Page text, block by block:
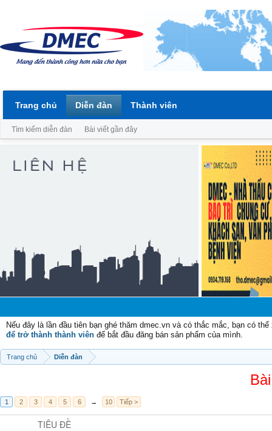
Nếu đây là lần đầu tiên bạn ghé thăm dmec.vn và có thắc mắc, bạn có
để trở thành thành viên để bắt đầu đăng bán sản phẩm của mình.
Trang chủ Diễn đàn
1 2 3 4 5 6 → 10 Tiếp >
TIÊU ĐỀ
Trang chủ Diễn đàn
Tìm kiếm diễn đàn Bài viết gần đây
Thành viên